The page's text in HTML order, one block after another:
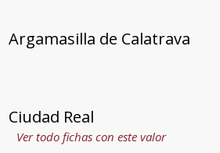
Argamasilla de Calatrava
Ciudad Real
Ver todo fichas con este valor